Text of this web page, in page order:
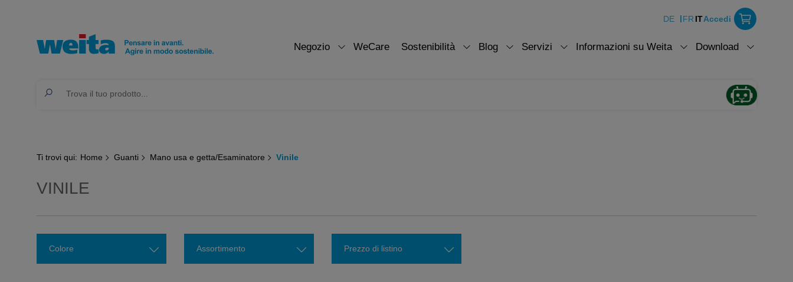
DE FR ITAccedi
Negozio WeCare Sostenibilità Blog Servizi Informazioni su Weita Download
Ti trovi qui: Home Guanti Mano usa e getta/Esaminatore Vinile
VINILE
Colore Assortimento Prezzo di listino